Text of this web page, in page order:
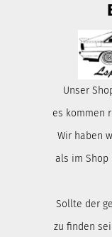
Unser
es kommen
Wir haben
als im
Sollte der
zu finden